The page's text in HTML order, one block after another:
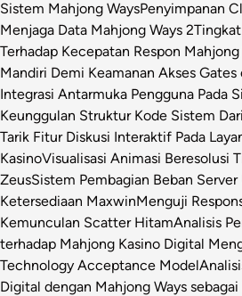
Sistem Mahjong WaysPenyimpanan
Menjaga Data Mahjong Ways 2
Terhadap Kecepatan Respon
Mandiri Demi Keamanan Akses
Integrasi Antarmuka Pengguna Pada
Keunggulan Struktur Kode Sistem
Tarik Fitur Diskusi Interaktif Pada
KasinoVisualisasi Animasi Beresolusi
ZeusSistem Pembagian Beban
Ketersediaan MaxwinMenguji
Kemunculan Scatter HitamAnalisis
terhadap Mahjong Kasino Digital
Technology Acceptance Model
Digital dengan Mahjong Ways